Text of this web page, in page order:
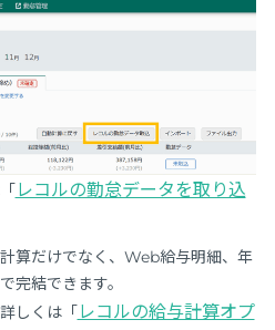
レコルの勤怠データを取り込
算だけでなく、Web給与明細、年
完結できます。
しくは「レコルの給与計算オプ